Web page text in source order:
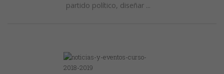
partido político, diseñar ...